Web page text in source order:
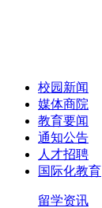
校园新闻
媒体商院
教育要闻
通知公告
人才招聘
国际化教育
留学资讯